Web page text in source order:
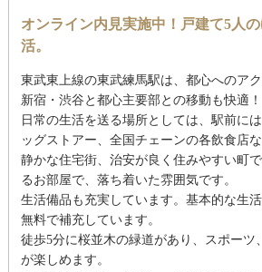
オンライン内見実施中！戸建て5人
活。
東武東上線の東武練馬駅は、都心へのア
新宿・渋谷と都心主要部との移動も快適！
日常の生活を送る場所としては、駅前に
ッグストアー、全国チェーンの各飲食店
静かな住宅街、治安が良く住みやすい町
るお部屋で、落ち着いた雰囲気です。
生活備品も充実しています。基本的な生
無料で補充しています。
徒歩5分に桜並木の緑道があり、スポーツ
が楽しめます。